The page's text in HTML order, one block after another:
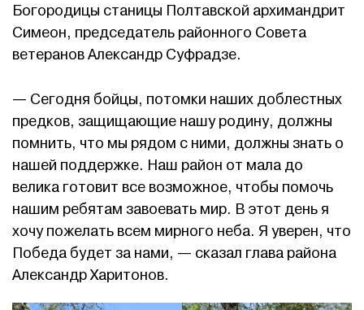
Богородицы станицы Полтавской архимандрит
Симеон, председатель районного Совета
ветеранов Александр Суфрадзе.
— Сегодня бойцы, потомки наших доблестных
предков, защищающие нашу родину, должны
помнить, что мы рядом с ними, должны знать о
нашей поддержке. Наш район от мала до
велика готовит все возможное, чтобы помочь
нашим ребятам завоевать мир. В этот день я
хочу пожелать всем мирного неба. Я уверен, что
Победа будет за нами, — сказал глава района
Александр Харитонов.